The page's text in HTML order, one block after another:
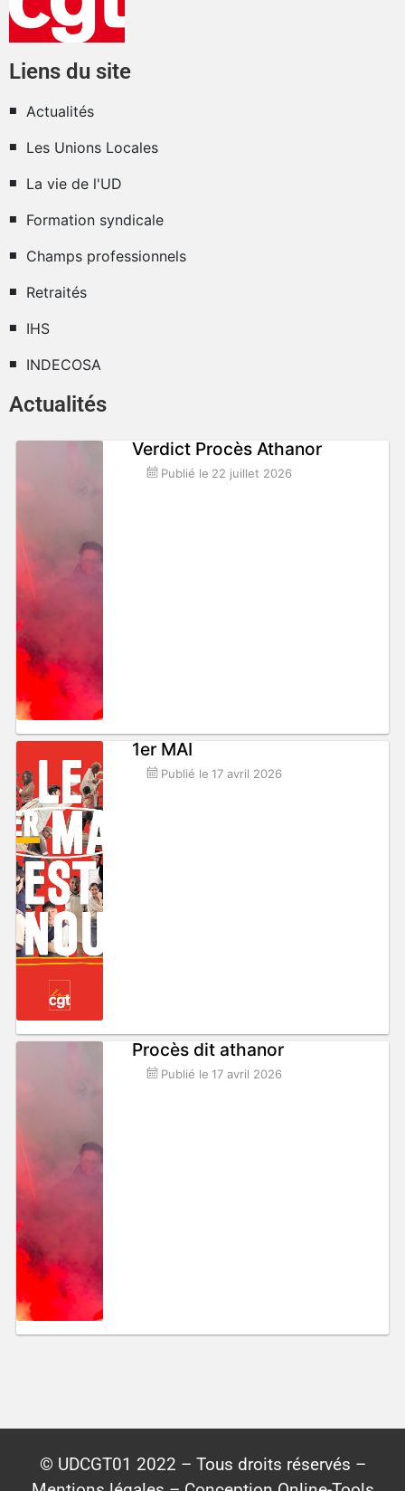
Liens du site
Actualités
Les Unions Locales
La vie de l'UD
Formation syndicale
Champs professionnels
Retraités
IHS
INDECOSA
Actualités
Verdict Procès Athanor
Publié le 22 juillet 2026
1er MAI
Publié le 17 avril 2026
Procès dit athanor
Publié le 17 avril 2026
© UDCGT01 2022 – Tous droits réservés –